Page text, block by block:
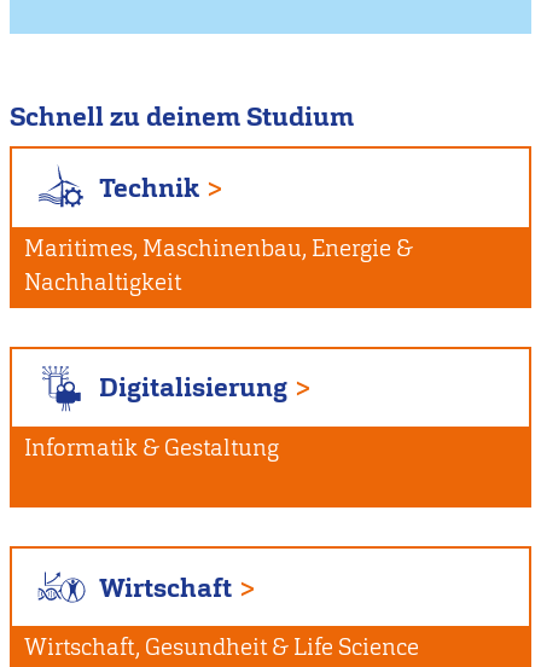
Schnell zu deinem Studium
Technik
Maritimes, Maschinenbau, Energie &
Nachhaltigkeit
Digitalisierung
Informatik & Gestaltung
Wirtschaft
Wirtschaft, Gesundheit & Life Science